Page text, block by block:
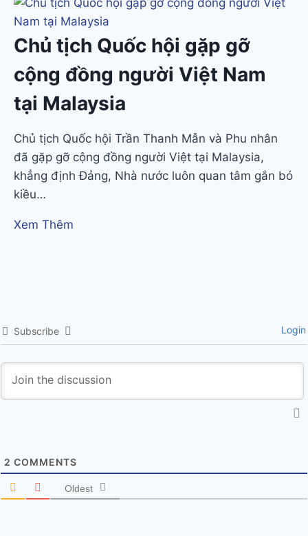
Chủ tịch Quốc hội gặp gỡ
cộng đồng người Việt Nam
tại Malaysia
Chủ tịch Quốc hội Trần Thanh Mẫn và Phu nhân
đã gặp gỡ cộng đồng người Việt tại Malaysia,
khẳng định Đảng, Nhà nước luôn quan tâm gắn bó
kiều…
Xem Thêm
Subscribe Login
2 COMMENTS
Oldest